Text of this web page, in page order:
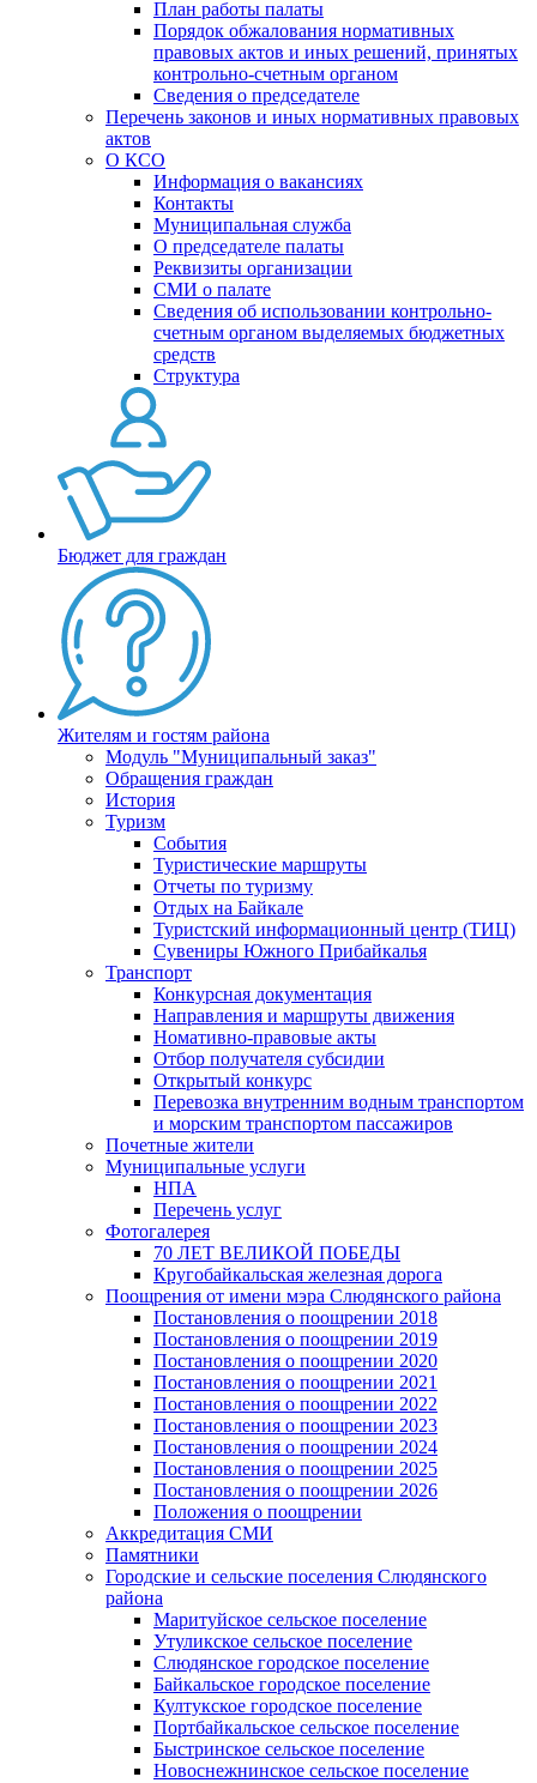
План работы палаты
Порядок обжалования нормативных
правовых актов и иных решений, принятых
контрольно-счетным органом
Сведения о председателе
Перечень законов и иных нормативных правовых
актов
О КСО
Информация о вакансиях
Контакты
Муниципальная служба
О председателе палаты
Реквизиты организации
СМИ о палате
Сведения об использовании контрольно-
счетным органом выделяемых бюджетных
средств
Структура
Бюджет для граждан
Жителям и гостям района
Модуль "Муниципальный заказ"
Обращения граждан
История
Туризм
События
Туристические маршруты
Отчеты по туризму
Отдых на Байкале
Туристский информационный центр (ТИЦ)
Сувениры Южного Прибайкалья
Транспорт
Конкурсная документация
Направления и маршруты движения
Номативно-правовые акты
Отбор получателя субсидии
Открытый конкурс
Перевозка внутренним водным транспортом
и морским транспортом пассажиров
Почетные жители
Муниципальные услуги
НПА
Перечень услуг
Фотогалерея
70 ЛЕТ ВЕЛИКОЙ ПОБЕДЫ
Кругобайкальская железная дорога
Поощрения от имени мэра Слюдянского района
Постановления о поощрении 2018
Постановления о поощрении 2019
Постановления о поощрении 2020
Постановления о поощрении 2021
Постановления о поощрении 2022
Постановления о поощрении 2023
Постановления о поощрении 2024
Постановления о поощрении 2025
Постановления о поощрении 2026
Положения о поощрении
Аккредитация СМИ
Памятники
Городские и сельские поселения Слюдянского
района
Маритуйское сельское поселение
Утуликское сельское поселение
Слюдянское городское поселение
Байкальское городское поселение
Култукское городское поселение
Портбайкальское сельское поселение
Быстринское сельское поселение
Новоснежнинское сельское поселение